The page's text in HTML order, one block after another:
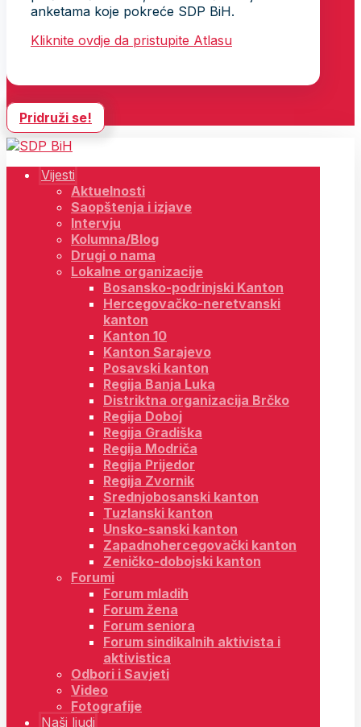
anketama koje pokreće SDP BiH.
Kliknite ovdje da pristupite Atlasu
Pridruži se!
Vijesti
Aktuelnosti
Saopštenja i izjave
Intervju
Kolumna/Blog
Drugi o nama
Lokalne organizacije
Bosansko-podrinjski Kanton
Hercegovačko-neretvanski
kanton
Kanton 10
Kanton Sarajevo
Posavski kanton
Regija Banja Luka
Distriktna organizacija Brčko
Regija Doboj
Regija Gradiška
Regija Modriča
Regija Prijedor
Regija Zvornik
Srednjobosanski kanton
Tuzlanski kanton
Unsko-sanski kanton
Zapadnohercegovački kanton
Zeničko-dobojski kanton
Forumi
Forum mladih
Forum žena
Forum seniora
Forum sindikalnih aktivista i
aktivistica
Odbori i Savjeti
Video
Fotografije
Naši ljudi